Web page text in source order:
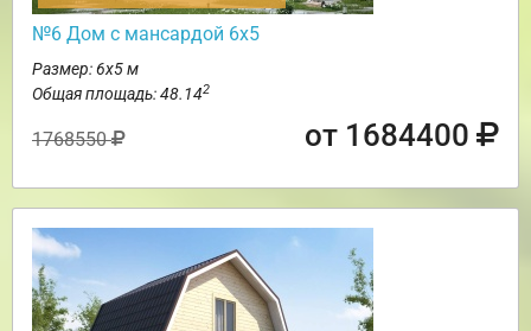
№6 Дом с мансардой 6х5
Размер: 6х5 м
Общая площадь: 48.142
1768550 от 1684400